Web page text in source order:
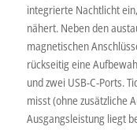
integrierte Nachtlicht
nähert. Neben den
magnetischen
rückseitig eine
und zwei USB-C-Ports.
misst (ohne zusätzliche
Ausgangsleistung liegt